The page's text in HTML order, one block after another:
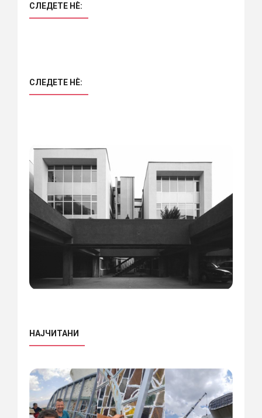
СЛЕДЕТЕ НÈ:
СЛЕДЕТЕ НÈ:
НАЈЧИТАНИ